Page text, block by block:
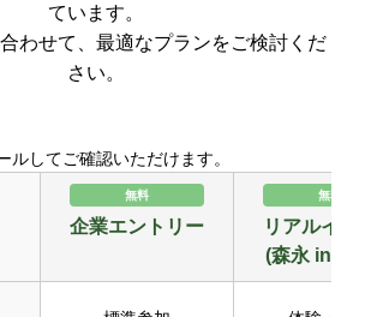
ています。
わせて、最適なプランをご検討くだ
さい。
してご確認いただけます。
無料
企業エントリー
無料
リアルイベ
(森永 inゼ